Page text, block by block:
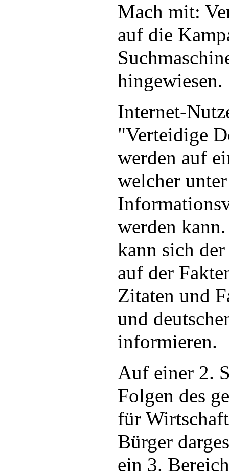
Mach mit:
auf die
hingewiesen.
Internet-
"Verteidige
werden auf
welcher
werden
kann sich
auf der
Zitaten und
und
informieren.
Auf einer 2.
Folgen des
für
Bürger
ein 3.